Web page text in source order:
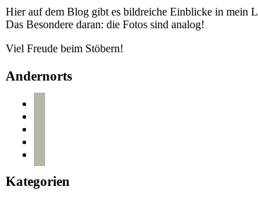
Hier auf dem Blog gibt es bildreiche Einblicke in mein
Das Besondere daran: die Fotos sind analog!
Viel Freude beim Stöbern!
Andernorts
Kategorien